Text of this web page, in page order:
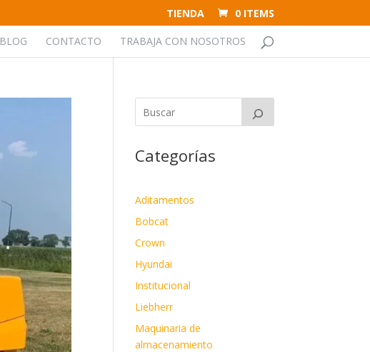
TIENDA 0 ITEMS
BLOG CONTACTO TRABAJA CON NOSOTROS
Categorías
Aditamentos
Bobcat
Crown
Hyundai
Institucional
Liebherr
Maquinaria de
almacenamiento